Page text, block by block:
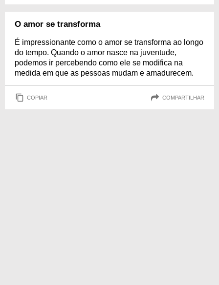
O amor se transforma
É impressionante como o amor se transforma ao longo
do tempo. Quando o amor nasce na juventude,
podemos ir percebendo como ele se modifica na
medida em que as pessoas mudam e amadurecem.
COPIAR COMPARTILHAR